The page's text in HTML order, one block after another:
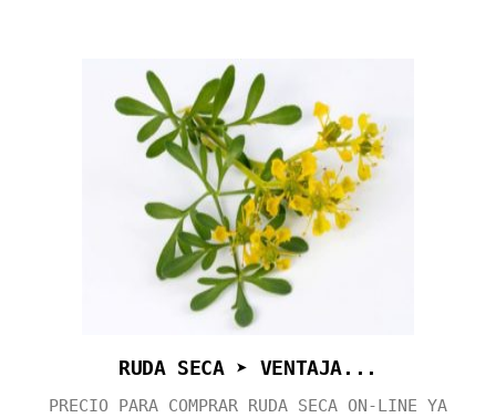
RUDA SECA ➤ VENTAJA...
PRECIO PARA COMPRAR RUDA SECA ON-LINE YA